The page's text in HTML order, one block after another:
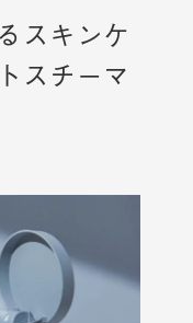
スキンケ
スチーマ